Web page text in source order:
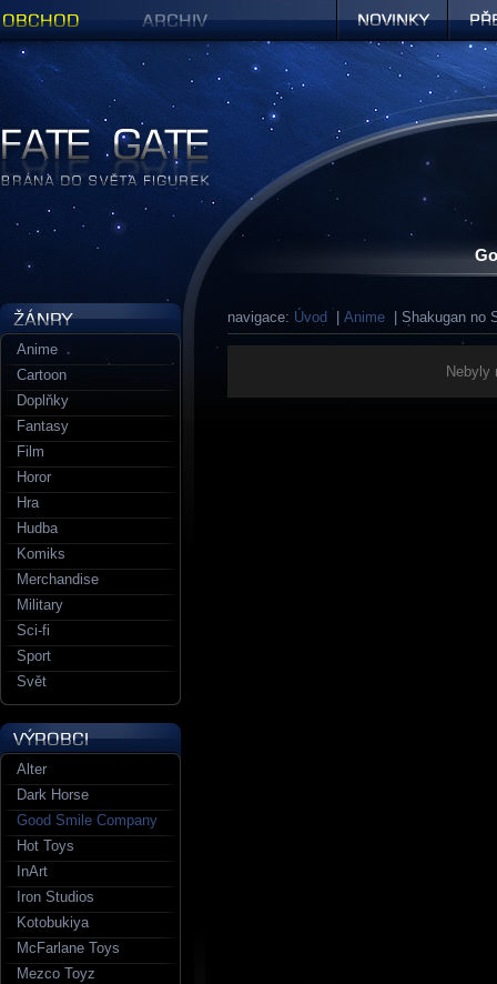
navigace: Úvod Anime | Shakugan no
Nebyly
Anime
Cartoon
Doplňky
Fantasy
Film
Horor
Hra
Hudba
Komiks
Merchandise
Military
Sci-fi
Sport
Svět
Alter
Dark Horse
Good Smile Company
Hot Toys
InArt
Iron Studios
Kotobukiya
McFarlane Toys
Mezco Toyz
Figurky a sošky | Fate Gate